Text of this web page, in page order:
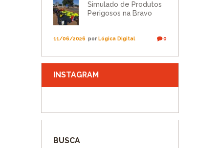
Simulado de Produtos
Perigosos na Bravo
11/06/2026 porLógica Digital 0
INSTAGRAM
BUSCA